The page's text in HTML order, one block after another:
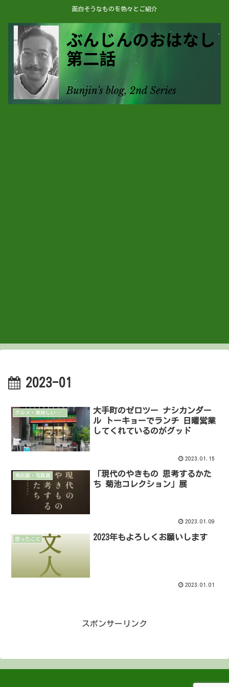
面白そうなものを色々とご紹介
2023-01
グルメ・美味しいもの
大手町のゼロツー ナシカンダー
ル トーキョーでランチ 日曜営業
してくれているのがグッド
2023.01.15
美術展・写真展
「現代のやきもの 思考するかた
ち 菊池コレクション」展
2023.01.09
思ったこと 2023年もよろしくお願いします
2023.01.01
スポンサーリンク